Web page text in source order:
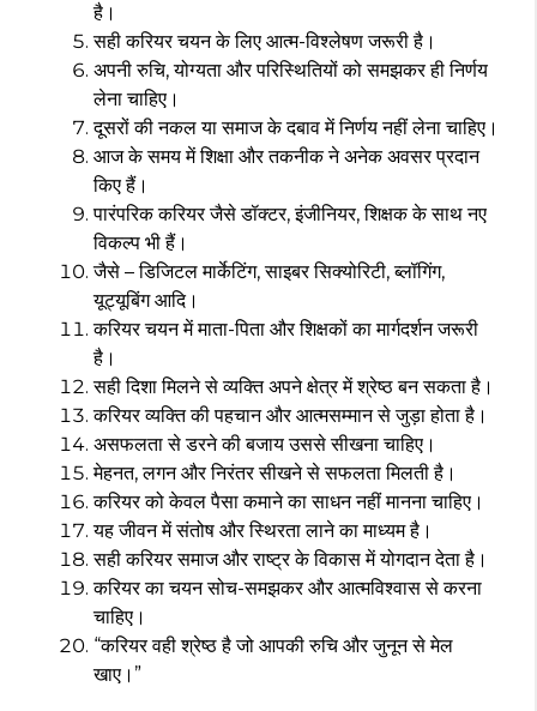
है।
सही करियर चयन के लिए आत्म-विश्लेषण जरूरी है।
अपनी रुचि, योग्यता और परिस्थितियों को समझकर ही निर्णय
लेना चाहिए।
दूसरों की नकल या समाज के दबाव में निर्णय नहीं लेना चाहिए।
आज के समय में शिक्षा और तकनीक ने अनेक अवसर प्रदान
किए हैं।
पारंपरिक करियर जैसे डॉक्टर, इंजीनियर, शिक्षक के साथ नए
विकल्प भी हैं।
जैसे – डिजिटल मार्केटिंग, साइबर सिक्योरिटी, ब्लॉगिंग,
यूट्यूबिंग आदि।
करियर चयन में माता-पिता और शिक्षकों का मार्गदर्शन जरूरी
है।
सही दिशा मिलने से व्यक्ति अपने क्षेत्र में श्रेष्ठ बन सकता है।
करियर व्यक्ति की पहचान और आत्मसम्मान से जुड़ा होता है।
असफलता से डरने की बजाय उससे सीखना चाहिए।
मेहनत, लगन और निरंतर सीखने से सफलता मिलती है।
करियर को केवल पैसा कमाने का साधन नहीं मानना चाहिए।
यह जीवन में संतोष और स्थिरता लाने का माध्यम है।
सही करियर समाज और राष्ट्र के विकास में योगदान देता है।
करियर का चयन सोच-समझकर और आत्मविश्वास से करना
चाहिए।
“करियर वही श्रेष्ठ है जो आपकी रुचि और जुनून से मेल
खाए।”